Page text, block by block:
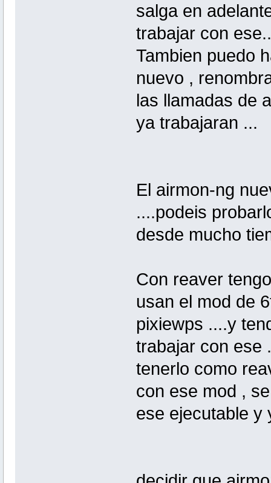
salga en
trabajar con
Tambien puedo
nuevo ,
las llamadas de
ya trabajaran ...
El airmon-ng
....podeis
desde mucho
Con reaver
usan el mod de
pixiewps ....y
trabajar con ese
tenerlo como
con ese mod ,
ese ejecutable y